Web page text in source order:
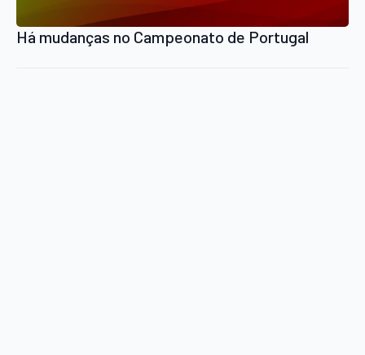
Há mudanças no Campeonato de Portugal